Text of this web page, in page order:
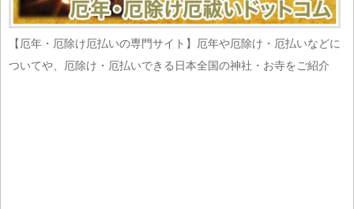
【厄年・厄除け厄払いの専門サイト】厄年や厄除け・厄払いなどに
ついてや、厄除け・厄払いできる日本全国の神社・お寺をご紹介